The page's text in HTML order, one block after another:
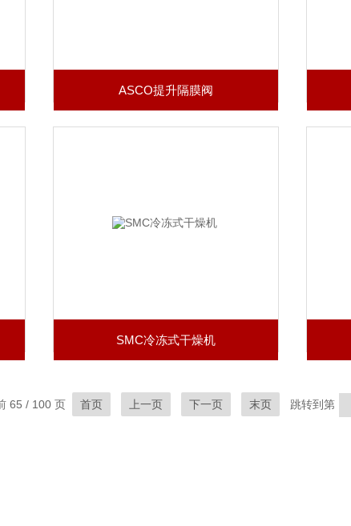
ASCO提升隔膜阀
SMC冷冻式干燥机
65 / 100 页 首页 上一页 下一页 末页 跳转到第